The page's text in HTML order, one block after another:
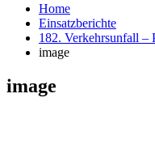
Home
Einsatzberichte
182. Verkehrsunfall –
image
image